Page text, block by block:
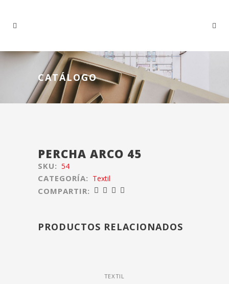
CATÁLOGO
PERCHA ARCO 45
SKU: 54
CATEGORÍA: Textil
COMPARTIR:
PRODUCTOS RELACIONADOS
TEXTIL